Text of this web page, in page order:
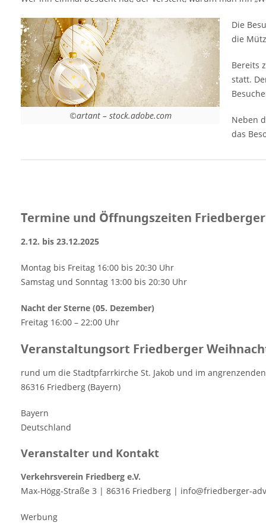
Deutschlands entwickelt. Neben dem
Angebot an kulinarischen Köstlichkeiten
macht vielleicht auch das Spektrum an
kunsthandwerklich hochwertigen Waren das
Besondere dieses Weihnachtsmarktes aus.
[rule type="basic"] Anzeige Termine und
Öffnungszeiten Friedberger
Weihnachtsmarkt 2025 2.12. bis 23.12.2025
Montag bis Freitag 16:00 bis 20:30 Uhr
©artant – stock.adobe.com
Die
die
Bereits
statt.
Neben
das
Termine und Öffnungszeiten
2.12. bis 23.12.2025
Montag bis Freitag 16:00 bis 20:30 Uhr
Samstag und Sonntag 13:00 bis 20:30 Uhr
Nacht der Sterne (05. Dezember)
Freitag 16:00 – 22:00 Uhr
Veranstaltungsort Friedberger
rund um die Stadtpfarrkirche St. Jakob und im
86316 Friedberg (Bayern)
Bayern
Deutschland
Veranstalter und Kontakt
Verkehrsverein Friedberg e.V.
Max-Högg-Straße 3 | 86316 Friedberg | info@friedberger-
Werbung